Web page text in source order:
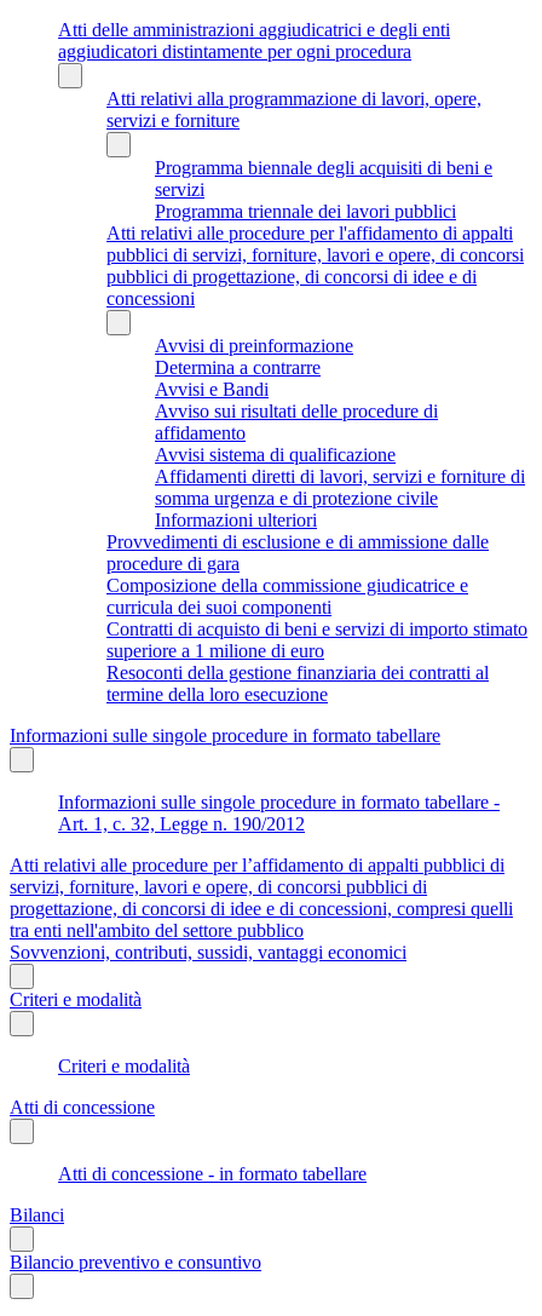
Atti delle amministrazioni aggiudicatrici e degli enti
aggiudicatori distintamente per ogni procedura
Atti relativi alla programmazione di lavori, opere,
servizi e forniture
Programma biennale degli acquisiti di beni e
servizi
Programma triennale dei lavori pubblici
Atti relativi alle procedure per l'affidamento di appalti
pubblici di servizi, forniture, lavori e opere, di concorsi
pubblici di progettazione, di concorsi di idee e di
concessioni
Avvisi di preinformazione
Determina a contrarre
Avvisi e Bandi
Avviso sui risultati delle procedure di
affidamento
Avvisi sistema di qualificazione
Affidamenti diretti di lavori, servizi e forniture di
somma urgenza e di protezione civile
Informazioni ulteriori
Provvedimenti di esclusione e di ammissione dalle
procedure di gara
Composizione della commissione giudicatrice e
curricula dei suoi componenti
Contratti di acquisto di beni e servizi di importo stimato
superiore a 1 milione di euro
Resoconti della gestione finanziaria dei contratti al
termine della loro esecuzione
Informazioni sulle singole procedure in formato tabellare
Informazioni sulle singole procedure in formato tabellare -
Art. 1, c. 32, Legge n. 190/2012
Atti relativi alle procedure per l’affidamento di appalti pubblici di
servizi, forniture, lavori e opere, di concorsi pubblici di
progettazione, di concorsi di idee e di concessioni, compresi quelli
tra enti nell'ambito del settore pubblico
Sovvenzioni, contributi, sussidi, vantaggi economici
Criteri e modalità
Criteri e modalità
Atti di concessione
Atti di concessione - in formato tabellare
Bilanci
Bilancio preventivo e consuntivo